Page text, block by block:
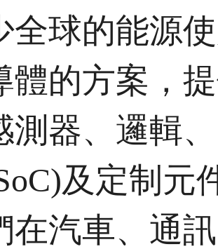
全球的能源
體的方案，
測器、邏輯
及定制元
在汽車、通